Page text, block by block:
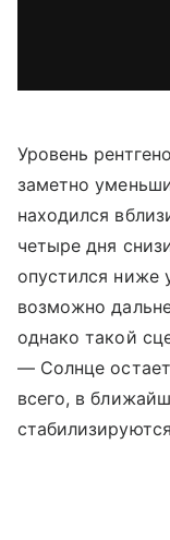
Уровень
заметно
находился
четыре дня
опустился ниже
возможно
однако такой
— Солнце
всего, в